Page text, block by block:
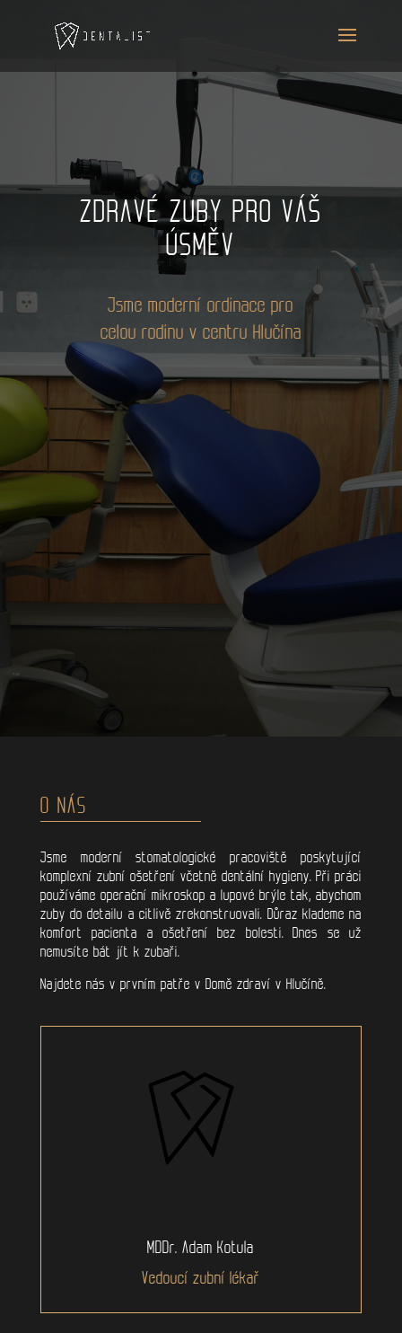
ZDRAVÉ ZUBY PRO VÁŠ
ÚSMĚV
Jsme moderní ordinace pro
celou rodinu v centru Hlučína
O NÁS
Jsme moderní stomatologické pracoviště poskytující
komplexní zubní ošetření včetně dentální hygieny. Při práci
používáme operační mikroskop a lupové brýle tak, abychom
zuby do detailu a citlivě zrekonstruovali. Důraz klademe na
komfort pacienta a ošetření bez bolesti. Dnes se už
nemusíte bát jít k zubaři.
Najdete nás v prvním patře v Domě zdraví v Hlučíně.
MDDr. Adam Kotula
Vedoucí zubní lékař